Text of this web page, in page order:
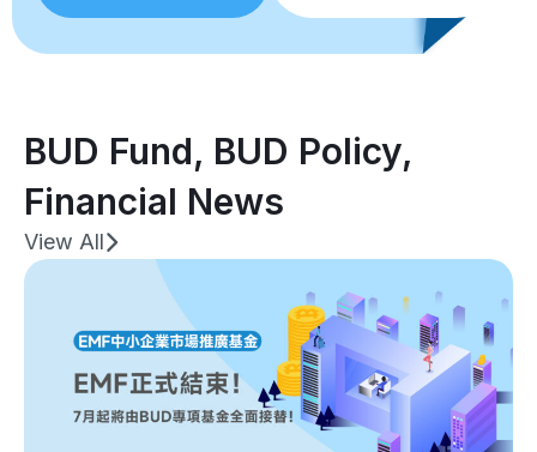
BUD Fund, BUD Policy,
Financial News
View All